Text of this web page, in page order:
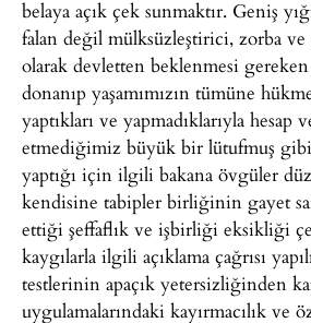
belaya açık çek sunmaktır. Geniş
falan değil mülksüzleştirici, zorba ve
olarak devletten beklenmesi
donanıp yaşamımızın tümüne
yaptıkları ve yapmadıklarıyla hesap
etmediğimiz büyük bir lütufmuş
yaptığı için ilgili bakana övgüler
kendisine tabipler birliğinin gayet
ettiği şeffaflık ve işbirliği eksikliği
kaygılarla ilgili açıklama çağrısı
testlerinin apaçık yetersizliğinden
uygulamalarındaki kayırmacılık ve